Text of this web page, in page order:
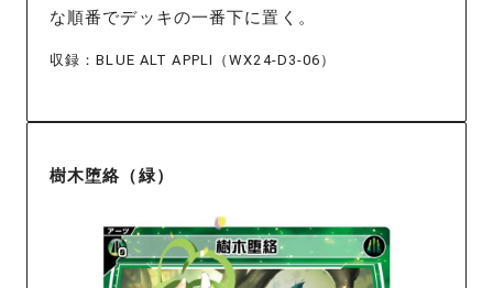
な順番でデッキの一番下に置く。
収録：BLUE ALT APPLI（WX24-D3-06）
樹木堕絡（緑）